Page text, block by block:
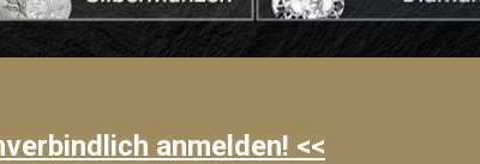
anmelden! <<